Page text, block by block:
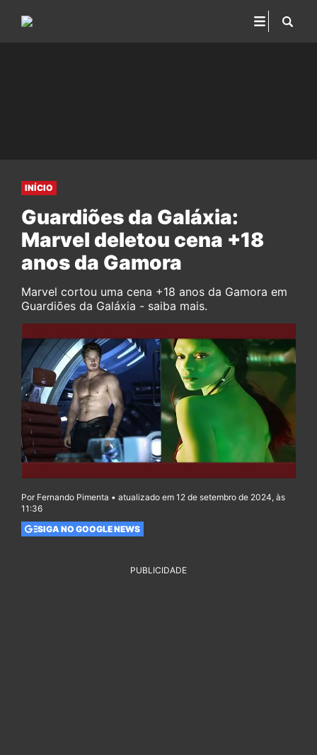
INÍCIO
Guardiões da Galáxia:
Marvel deletou cena +18
anos da Gamora
Marvel cortou uma cena +18 anos da Gamora em
Guardiões da Galáxia - saiba mais.
Por Fernando Pimenta • atualizado em 12 de setembro de 2024, às
11:36
SIGA NO GOOGLE NEWS
PUBLICIDADE